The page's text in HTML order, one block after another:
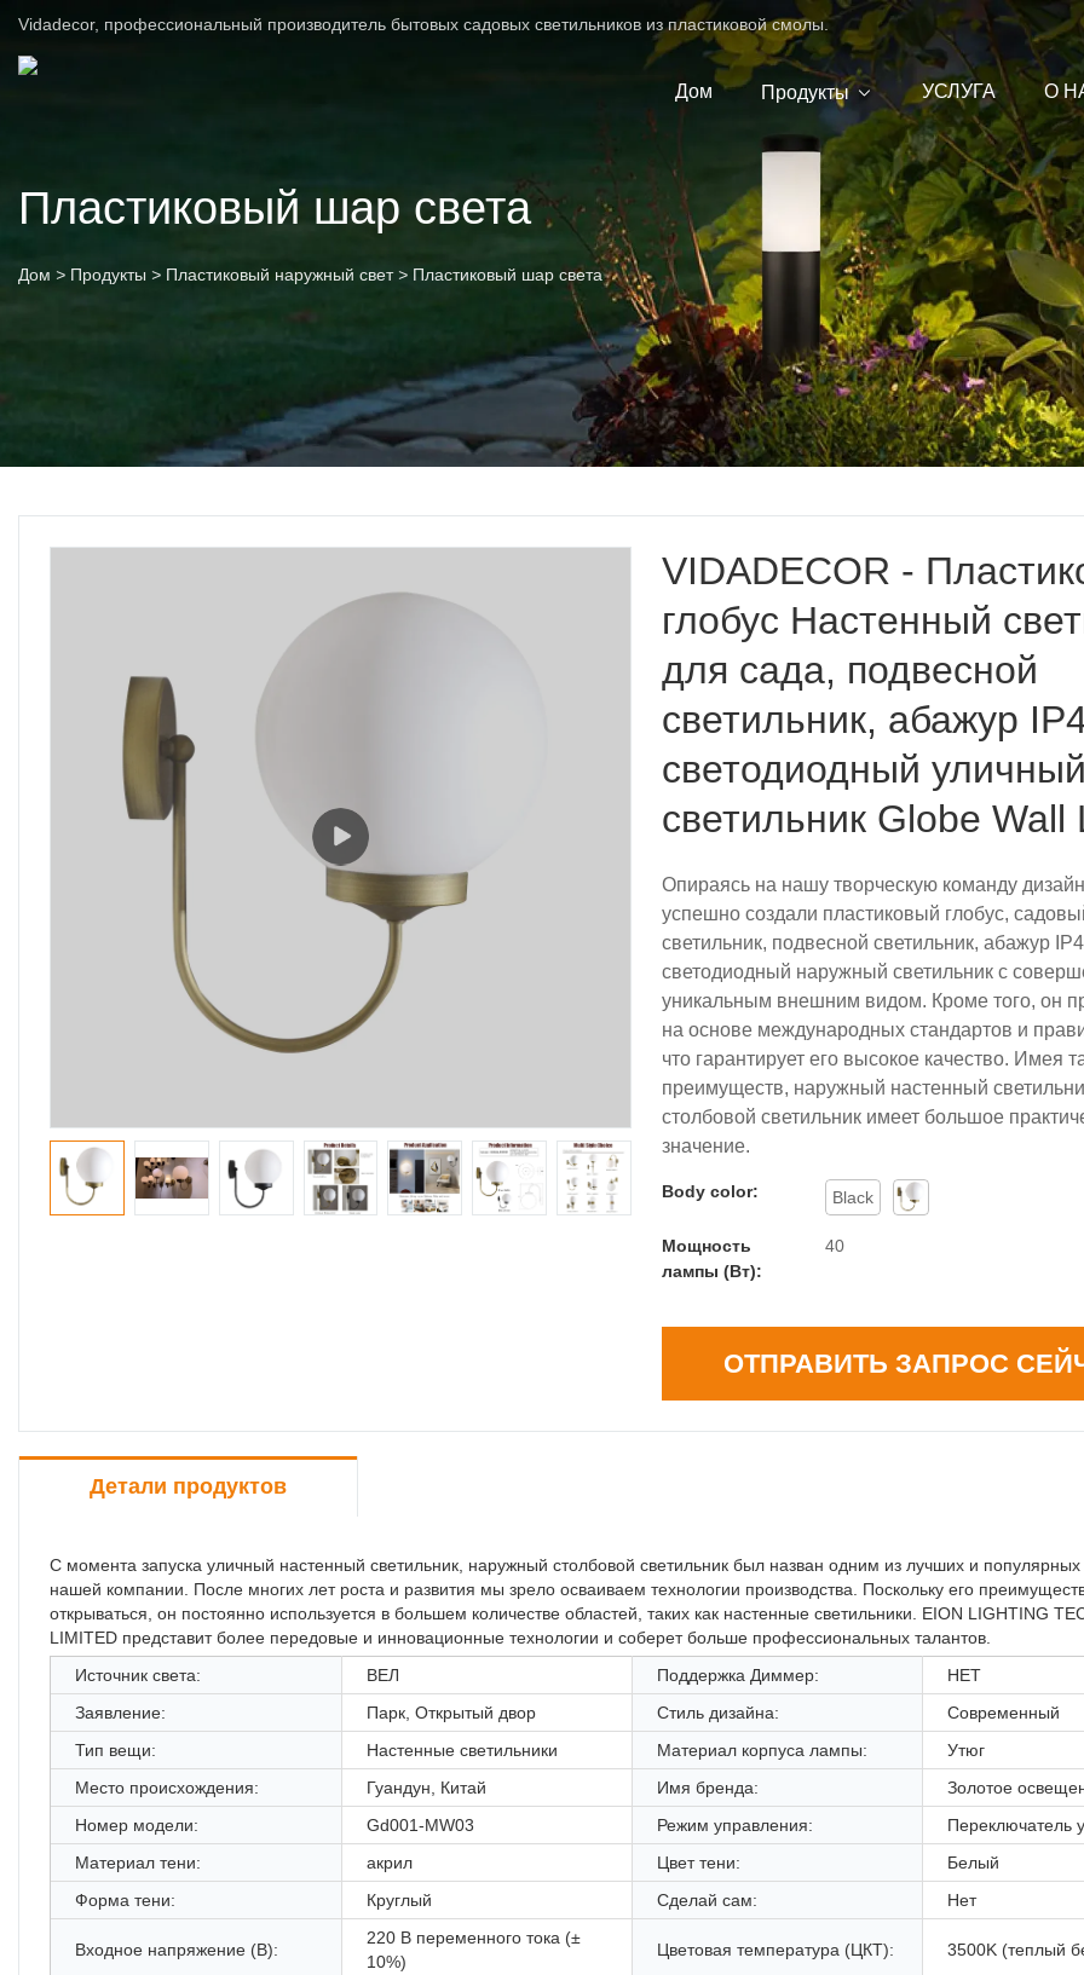
Vidadecor, профессиональный производитель бытовых садовых светильников из пластиковой смолы.
Дом Продукты УСЛУГА О
Пластиковый шар света
Дом > Продукты > Пластиковый наружный свет > Пластиковый шар света
VIDADECOR -
глобус Настенный
для сада, подвесной
светильник, абажур
светодиодный уличный
светильник Globe Wall
Опираясь на нашу творческую команду
успешно создали пластиковый глобус,
светильник, подвесной светильник, абажур
светодиодный наружный светильник с
уникальным внешним видом. Кроме того, он
на основе международных стандартов и
что гарантирует его высокое качество. Имея
преимуществ, наружный настенный
столбовой светильник имеет большое
значение.
Body color: Black
Мощность
лампы (Вт):
40
ОТПРАВИТЬ ЗАПРОС
Детали продуктов
С момента запуска уличный настенный светильник, наружный столбовой светильник был назван одним из лучших и популярных
нашей компании. После многих лет роста и развития мы зрело осваиваем технологии производства. Поскольку его
открываться, он постоянно используется в большем количестве областей, таких как настенные светильники. EION LIGHTING
LIMITED представит более передовые и инновационные технологии и соберет больше профессиональных талантов.
Источник света:
ВЕЛ Поддержка Диммер:
НЕТ
Заявление:
Парк, Открытый двор Стиль дизайна:
Современный
Тип вещи:
Настенные светильники Материал корпуса лампы:
Утюг
Место происхождения:
Гуандун, Китай Имя бренда:
Золотое
Номер модели:
Gd001-MW03 Режим управления:
Переключатель
Материал тени:
акрил Цвет тени:
Белый
Форма тени:
Круглый Сделай сам: Нет
Входное напряжение (В):
220 В переменного тока (±
10%)
Цветовая температура (ЦКТ): 3500K (теплый